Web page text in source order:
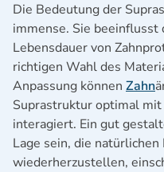
Die Bedeutung der
immense. Sie
Lebensdauer von
richtigen Wahl des
Anpassung können Zahn
Suprastruktur optimal
interagiert. Ein gut
Lage sein, die
wiederherzustellen,